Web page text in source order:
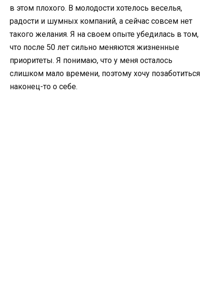
в этом плохого. В молодости хотелось веселья,
радости и шумных компаний, а сейчас совсем нет
такого желания. Я на своем опыте убедилась в том,
что после 50 лет сильно меняются жизненные
приоритеты. Я понимаю, что у меня осталось
слишком мало времени, поэтому хочу позаботиться
наконец-то о себе.